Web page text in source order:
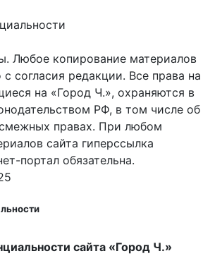
Любое копирование материалов
согласия редакции. Все права на
на «Город Ч.», охраняются в
РФ, в том числе об
правах. При любом
сайта гиперссылка
портал обязательна.
сайта «Город Ч.»